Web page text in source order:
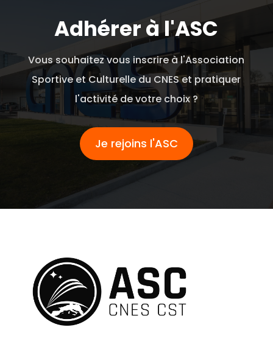
Adhérer à l'ASC
Vous souhaitez vous inscrire à l'Association
Sportive et Culturelle du CNES et pratiquer
l'activité de votre choix ?
Je rejoins l'ASC